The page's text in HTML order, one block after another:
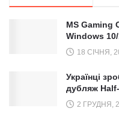
MS Gaming
Windows
18 СІЧНЯ,
Українці
дубляж
2 ГРУДНЯ,